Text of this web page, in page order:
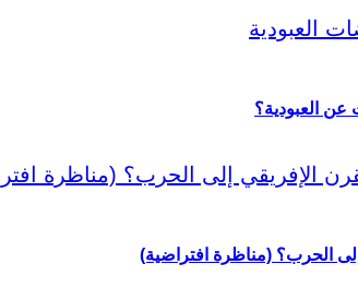
العبودية؟
إلى الحرب؟ (مناظرة افتراضية)